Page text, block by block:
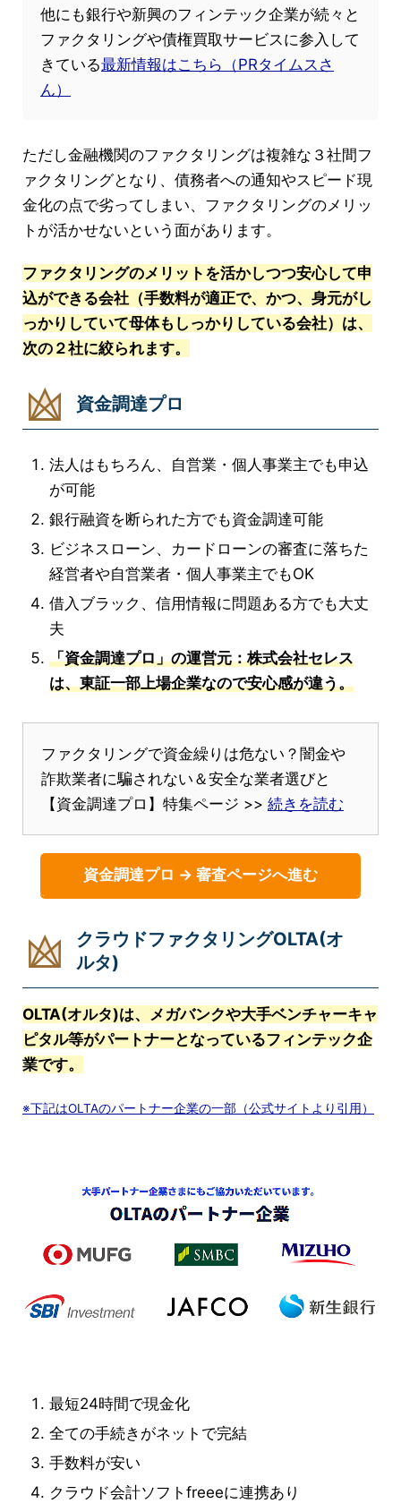
他にも銀行や新興のフィンテック企業が続々と
ファクタリングや債権買取サービスに参入して
きている最新情報はこちら（PRタイムスさ
ん）
ただし金融機関のファクタリングは複雑な３社間フ
ァクタリングとなり、債務者への通知やスピード現
金化の点で劣ってしまい、ファクタリングのメリッ
トが活かせないという面があります。
ファクタリングのメリットを活かしつつ安心して申
込ができる会社（手数料が適正で、かつ、身元がし
っかりしていて母体もしっかりしている会社）は、
次の２社に絞られます。
資金調達プロ
法人はもちろん、自営業・個人事業主でも申込
が可能
銀行融資を断られた方でも資金調達可能
ビジネスローン、カードローンの審査に落ちた
経営者や自営業者・個人事業主でもOK
借入ブラック、信用情報に問題ある方でも大丈
夫
「資金調達プロ」の運営元：株式会社セレス
は、東証一部上場企業なので安心感が違う。
ファクタリングで資金繰りは危ない？闇金や
詐欺業者に騙されない＆安全な業者選びと
【資金調達プロ】特集ページ >> 続きを読む
資金調達プロ → 審査ページへ進む
クラウドファクタリングOLTA(オ
ルタ)
OLTA(オルタ)は、メガバンクや大手ベンチャーキャ
ピタル等がパートナーとなっているフィンテック企
業です。
※下記はOLTAのパートナー企業の一部（公式サイトより引用）
最短24時間で現金化
全ての手続きがネットで完結
手数料が安い
クラウド会計ソフトfreeeに連携あり